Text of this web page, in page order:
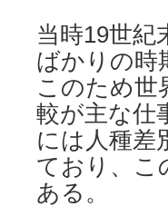
当時19世紀
ばかりの時
このため世
較が主な仕
には人種差
ており、こ
ある。